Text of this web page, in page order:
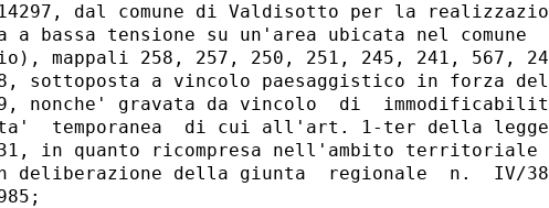
dal comune di Valdisotto per la
a bassa tensione su un'area ubicata nel comune
mappali 258, 257, 250, 251, 245, 241, 567,
sottoposta a vincolo paesaggistico in forza
nonche' gravata da vincolo  di
temporanea  di cui all'art. 1-ter della
in quanto ricompresa nell'ambito territoriale
deliberazione della giunta  regionale  n.  IV/